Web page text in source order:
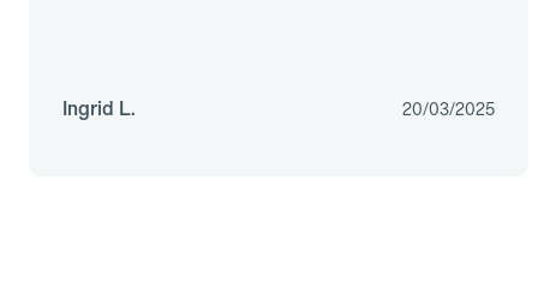
Ingrid L. 20/03/2025